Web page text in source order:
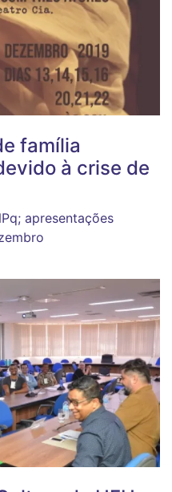
família
à crise de
apresentações